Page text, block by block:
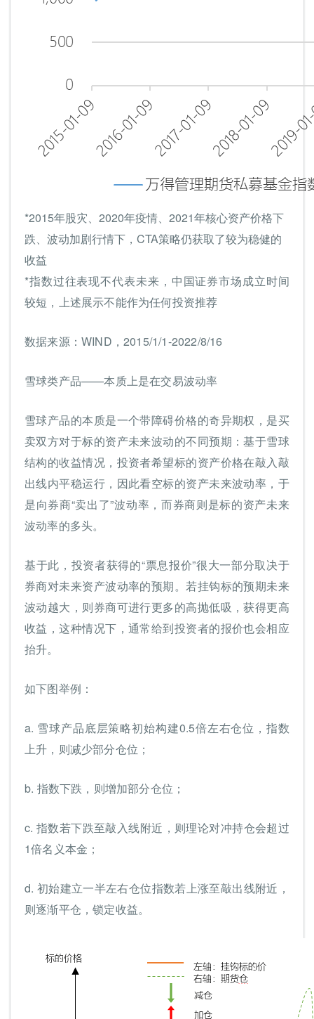
*2015年股灾、2020年疫情、2021年核心资产价格下
跌、波动加剧行情下，CTA策略仍获取了较为稳健的
收益
*指数过往表现不代表未来，中国证券市场成立时间
较短，上述展示不能作为任何投资推荐
数据来源：WIND，2015/1/1-2022/8/16
雪球类产品——本质上是在交易波动率
雪球产品的本质是一个带障碍价格的奇异期权，是买
卖双方对于标的资产未来波动的不同预期：基于雪球
结构的收益情况，投资者希望标的资产价格在敲入敲
出线内平稳运行，因此看空标的资产未来波动率，于
是向券商“卖出了”波动率，而券商则是标的资产未来
波动率的多头。
基于此，投资者获得的“票息报价”很大一部分取决于
券商对未来资产波动率的预期。若挂钩标的预期未来
波动越大，则券商可进行更多的高抛低吸，获得更高
收益，这种情况下，通常给到投资者的报价也会相应
抬升。
如下图举例：
a. 雪球产品底层策略初始构建0.5倍左右仓位，指数
上升，则减少部分仓位；
b. 指数下跌，则增加部分仓位；
c. 指数若下跌至敲入线附近，则理论对冲持仓会超过
1倍名义本金；
d. 初始建立一半左右仓位指数若上涨至敲出线附近，
则逐渐平仓，锁定收益。